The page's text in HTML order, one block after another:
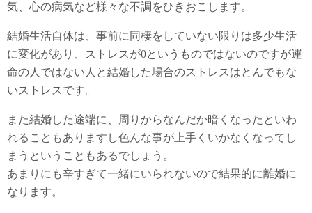
気、心の病気など様々な不調をひきおこします。
結婚生活自体は、事前に同棲をしていない限りは多少生活
に変化があり、ストレスが0というものではないのですが運
命の人ではない人と結婚した場合のストレスはとんでもな
いストレスです。
また結婚した途端に、周りからなんだか暗くなったといわ
れることもありますし色んな事が上手くいかなくなってし
まうということもあるでしょう。
あまりにも辛すぎて一緒にいられないので結果的に離婚に
なります。